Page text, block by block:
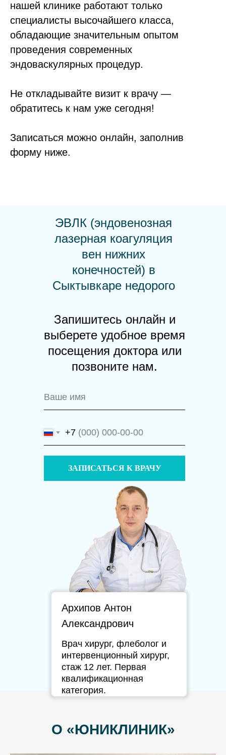
нашей клинике работают только
специалисты высочайшего класса,
обладающие значительным опытом
проведения современных
эндоваскулярных процедур.
Не откладывайте визит к врачу —
обратитесь к нам уже сегодня!
Записаться можно онлайн, заполнив
форму ниже.
ЭВЛК (эндовенозная
лазерная коагуляция
вен нижних
конечностей) в
Сыктывкаре недорого
Запишитесь онлайн и
выберете удобное время
посещения доктора или
позвоните нам.
+7
ЗАПИСАТЬСЯ К ВРАЧУ
Врач хирург, флеболог и
интервенционный хирург,
стаж 12 лет. Первая
квалификационная
категория.
Архипов Антон
Александрович
О «ЮНИКЛИНИК»